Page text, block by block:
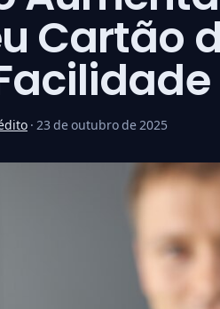
Cartão
· 23 de outubro de 2025